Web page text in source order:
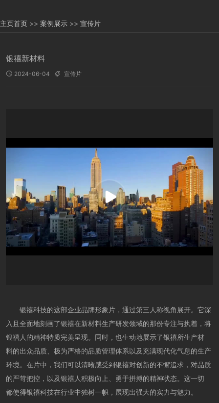
主页首页 >> 案例展示 >> 宣传片
银禧新材料
 2024-06-04  宣传片
银禧科技的这部企业品牌形象片，通过第三人称视角展开。它深
入且全面地刻画了银禧在新材料生产研发领域的那份专注与执着，将
银禧人的精神特质完美呈现。同时，也生动地展示了银禧所生产材
料的出众品质、极为严格的品质管理体系以及充满现代化气息的生产
环境。在片中，我们可以清晰感受到银禧对创新的不懈追求，对品质
的严苛把控，以及银禧人积极向上、勇于拼搏的精神状态。这一切
都使得银禧科技在行业中独树一帜，展现出强大的实力与魅力。